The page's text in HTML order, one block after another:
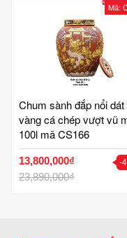
Mã:
Chum sành đắp nổi dát
vàng cá chép vượt vũ
100l mã CS166
13,800,000₫
23,890,000₫
-